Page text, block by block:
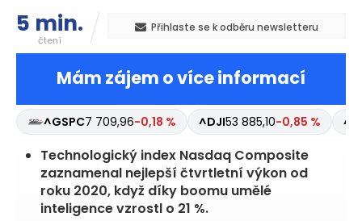
5 min.
čtení
Přihlaste se k odběru newsletteru
Mám zájem o více informací
^GSPC7 709,96-0,18 % ^DJI53 885,10-0,85 %
Technologický index Nasdaq Composite
zaznamenal nejlepší čtvrtletní výkon od
roku 2020, když díky boomu umělé
inteligence vzrostl o 21 %.